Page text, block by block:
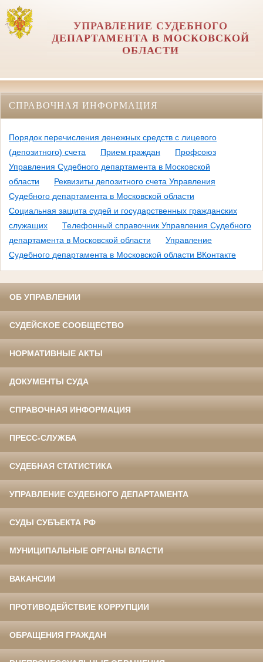
УПРАВЛЕНИЕ СУДЕБНОГО
ДЕПАРТАМЕНТА В МОСКОВСКОЙ
ОБЛАСТИ
СПРАВОЧНАЯ ИНФОРМАЦИЯ
Порядок перечисления денежных средств с лицевого
(депозитного) счета
Прием граждан
Профсоюз
Управления Судебного департамента в Московской
области
Реквизиты депозитного счета Управления
Судебного департамента в Московской области
Социальная защита судей и государственных гражданских
служащих
Телефонный справочник Управления Судебного
департамента в Московской области
Управление
Судебного департамента в Московской области ВКонтакте
ОБ УПРАВЛЕНИИ
СУДЕЙСКОЕ СООБЩЕСТВО
НОРМАТИВНЫЕ АКТЫ
ДОКУМЕНТЫ СУДА
СПРАВОЧНАЯ ИНФОРМАЦИЯ
ПРЕСС-СЛУЖБА
СУДЕБНАЯ СТАТИСТИКА
УПРАВЛЕНИЕ СУДЕБНОГО ДЕПАРТАМЕНТА
СУДЫ СУБЪЕКТА РФ
МУНИЦИПАЛЬНЫЕ ОРГАНЫ ВЛАСТИ
ВАКАНСИИ
ПРОТИВОДЕЙСТВИЕ КОРРУПЦИИ
ОБРАЩЕНИЯ ГРАЖДАН